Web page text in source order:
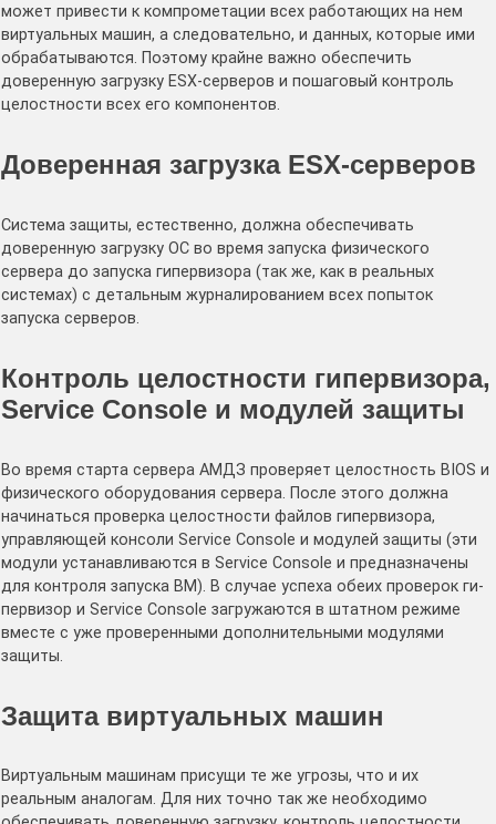
может привести к компрометации всех работающих на нем
виртуальных машин, а следовательно, и данных, которые ими
обрабатываются. Поэтому крайне важно обеспечить
доверенную загрузку ESX-серверов и пошаговый контроль
целостности всех его компонентов.
Доверенная загрузка ESX-серверов
Система защиты, естественно, должна обеспечивать
доверенную загрузку ОС во время запуска физического
сервера до запуска гипервизора (так же, как в реальных
системах) с детальным журналированием всех попыток
запуска серверов.
Контроль целостности гипервизора,
Service Console и модулей защиты
Во время старта сервера АМДЗ проверяет целостность BIOS и
физического оборудования сервера. После этого должна
начинаться проверка целостности файлов гипервизора,
управляющей консоли Service Console и модулей защиты (эти
модули устанавливаются в Service Console и предназначены
для контроля запуска ВМ). В случае успеха обеих проверок ги-
первизор и Service Console загружаются в штатном режиме
вместе с уже проверенными дополнительными модулями
защиты.
Защита виртуальных машин
Виртуальным машинам присущи те же угрозы, что и их
реальным аналогам. Для них точно так же необходимо